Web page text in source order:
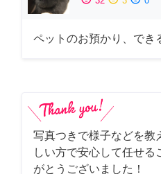
ペットのお預かり、でき
写真つきで様子などを教
しい方で安心して任せる
がとうございました！